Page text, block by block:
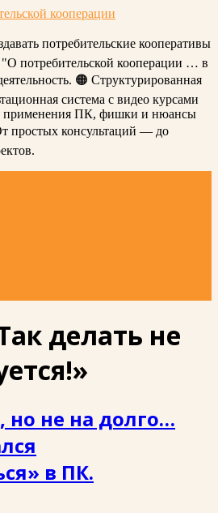
кооперации
потребительские кооперативы
потребительской кооперации … в
🟠 Структурированная
система с видео курсами
применения ПК, фишки и нюансы
консультаций — до
делать не
но не на долго…
в ПК.